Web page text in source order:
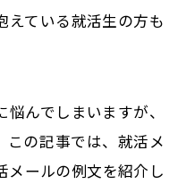
プライバシーポリシー
ら
えている就活生の方も
んでしまいますが、
この記事では、就活メ
メールの例文を紹介し